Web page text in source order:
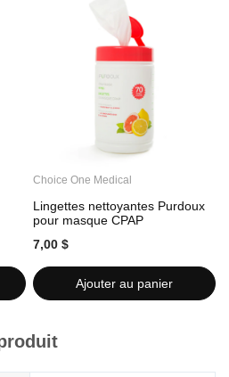
Choice One Medical
Lingettes nettoyantes Purdoux
pour masque CPAP
7,00 $
Ajouter au panier